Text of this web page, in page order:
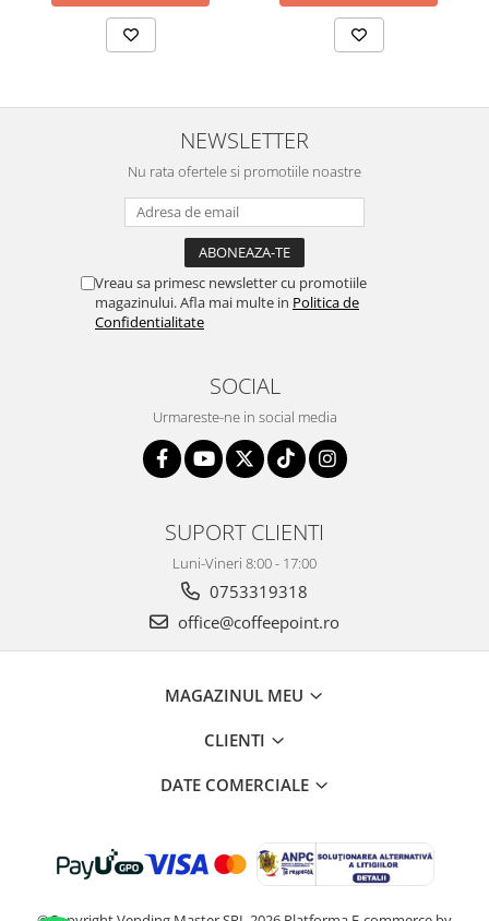
NEWSLETTER
Nu rata ofertele si promotiile noastre
Vreau sa primesc newsletter cu promotiile
magazinului. Afla mai multe in Politica de
Confidentialitate
SOCIAL
Urmareste-ne in social media
SUPORT CLIENTI
Luni-Vineri 8:00 - 17:00
0753319318
office@coffeepoint.ro
MAGAZINUL MEU
CLIENTI
DATE COMERCIALE